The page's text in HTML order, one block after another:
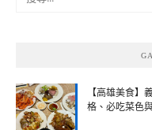
【高雄美食】
格、必吃菜色